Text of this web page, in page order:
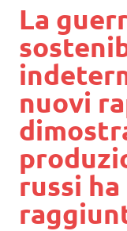
La
nuovi
russi